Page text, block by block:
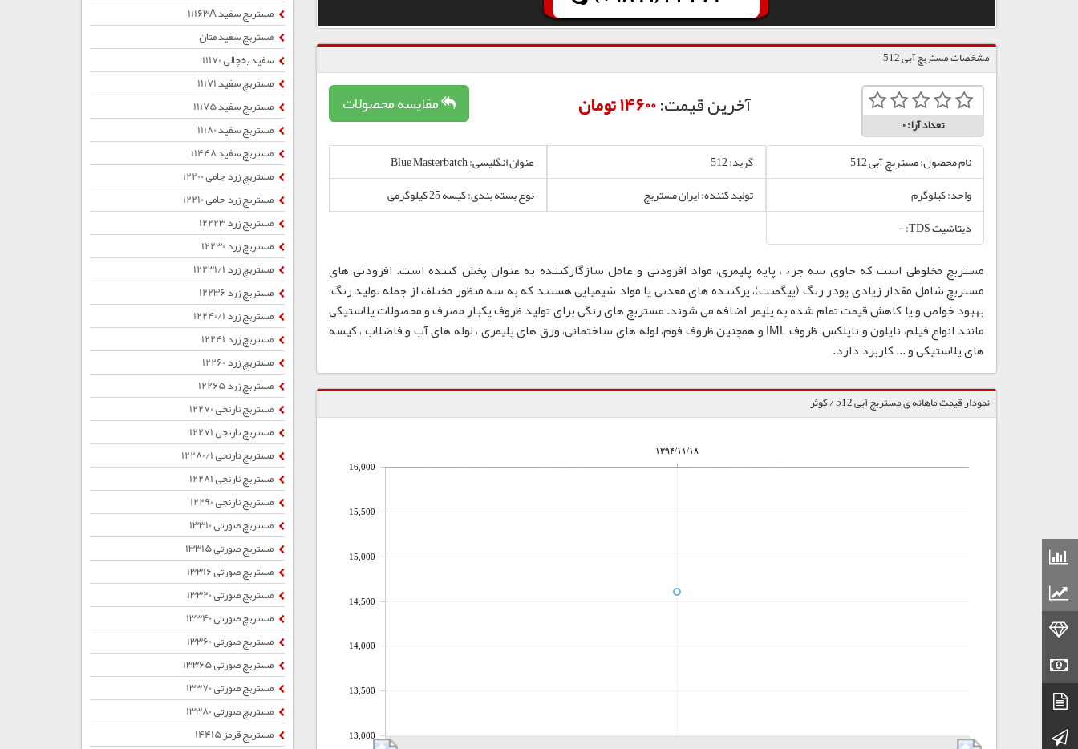
کانال تلگرام
مشخصات مستربچ آبی 512
تعداد آرا:0
مقایسه محصولات آخرین قیمت:14600 تومان
نام محصول: مستربچ آبی 512 گرید: 512
عنوان انگلیسی: Blue Masterbatch
واحد: کیلوگرم
تولید کننده: ایران مستربچ
نوع بسته بندی: کیسه 25 کیلوگرمی
دیتاشیت TDS: -
مستربچ مخلوطی است که حاوی سه جزء ، پایه پلیمری، مواد افزودنی و عامل سازگارکننده به عنوان پخش کننده است. افزودنی های
مستربچ شامل مقدار زیادی پودر رنگ (پیگمنت)، پرکننده های معدنی یا مواد شیمیایی هستند که به سه منظور مختلف از جمله تولید رنگ،
بهبود خواص و یا کاهش قیمت تمام شده به پلیمر اضافه می شوند. مستربچ های رنگی برای تولید ظروف یکبار مصرف و محصولات پلاستیکی
مانند انواع فیلم، نایلون و نایلکس، ظروف IML و همچنین ظروف فوم، لوله های ساختمانی، ورق های پلیمری ، لوله های آب و فاضلاب ، کیسه
های پلاستیکی و ... کاربرد دارد.
نمودار قیمت ماهانه ی مستربچ آبی 512 / کوثر
۱۳۹۴/۱۱/۱۸
13,000
13,500
14,000
14,500
15,000
15,500
16,000
مستربچ سفید 11163A
مستربچ سفید متان
سفید یخچالی 11170
مستربچ سفید 11171
مستربچ سفید 11175
مستربچ سفید 11180
مستربچ سفید 11448
مستربچ زرد جامی 12200
مستربچ زرد جامی 12210
مستربچ زرد 12223
مستربچ زرد 12230
مستربچ زرد 12231/1
مستربچ زرد 12236
مستربچ زرد 12240/1
مستربچ زرد 12241
مستربچ زرد 12260
مستربچ زرد 12265
مستربچ نارنجی 12270
مستربچ نارنجی 12271
مستربچ نارنجی 12280/1
مستربچ نارنجی 12281
مستربچ نارنجی 12290
مستربچ صورتی 13310
مستربچ صورتی 13315
مستربچ صورتی 13316
مستربچ صورتی 13320
مستربچ صورتی 13340
مستربچ صورتی 13360
مستربچ صورتی 13365
مستربچ صورتی 13370
مستربچ صورتی 13380
مستربچ قرمز 14415